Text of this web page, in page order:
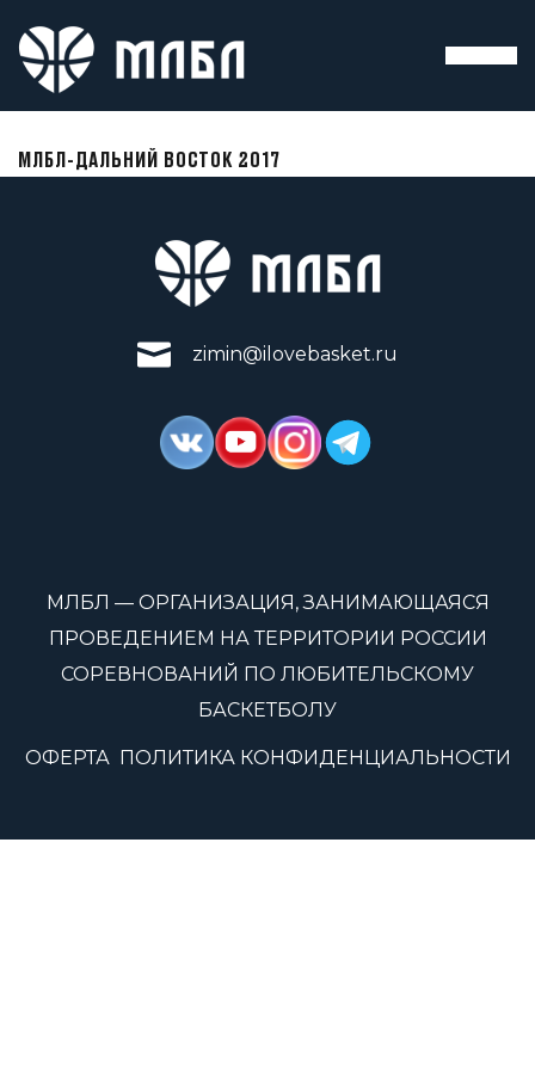
МЛБЛ-ДАЛЬНИЙ ВОСТОК 2017
zimin@ilovebasket.ru
МЛБЛ — ОРГАНИЗАЦИЯ, ЗАНИМАЮЩАЯСЯ
ПРОВЕДЕНИЕМ НА ТЕРРИТОРИИ РОССИИ
СОРЕВНОВАНИЙ ПО ЛЮБИТЕЛЬСКОМУ
БАСКЕТБОЛУ
ОФЕРТА ПОЛИТИКА КОНФИДЕНЦИАЛЬНОСТИ